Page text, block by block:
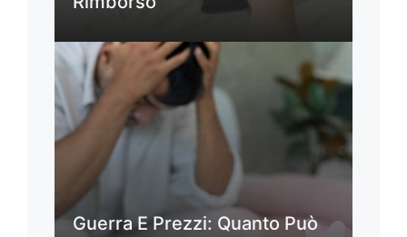
Guerra E Prezzi: Quanto Può